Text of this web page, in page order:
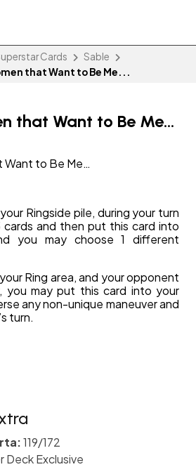
Cards
Sable
that Want to Be Me...
that Want to Be Me...
Want to Be Me…
Ringside pile, during your turn
cards and then put this card into
you may choose 1 different
Ring area, and your opponent
you may put this card into your
any non-unique maneuver and
turn.
119/172
Deck Exclusive